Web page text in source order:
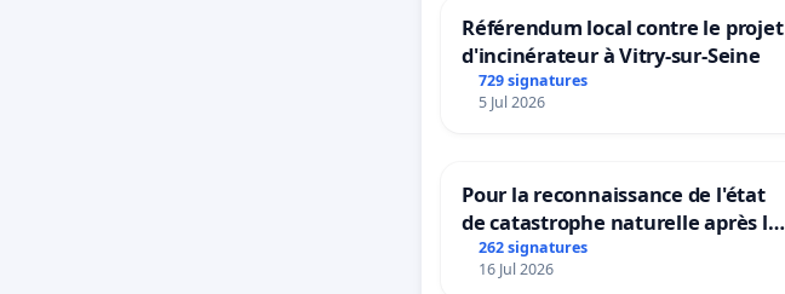
Référendum local contre le projet
d'incinérateur à Vitry-sur-Seine
729 signatures
5 Jul 2026
Pour la reconnaissance de l'état
de catastrophe naturelle après la
grêle du 15 juillet 2026 à Aubenas
et ses alentours
262 signatures
16 Jul 2026